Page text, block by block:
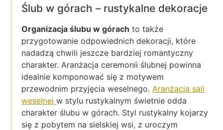
Ślub w górach – rustykalne dekoracje
Organizacja ślubu w górach to także
przygotowanie odpowiednich dekoracji, które
nadadzą chwili jeszcze bardziej romantyczny
charakter. Aranżacja ceremonii ślubnej powinna
idealnie komponować się z motywem
przewodnim przyjęcia weselnego. Aranżacja sali
weselnejw stylu rustykalnym świetnie odda
charakter ślubu w górach. Styl rustykalny kojarzy
się z pobytem na sielskiej wsi, z uroczym